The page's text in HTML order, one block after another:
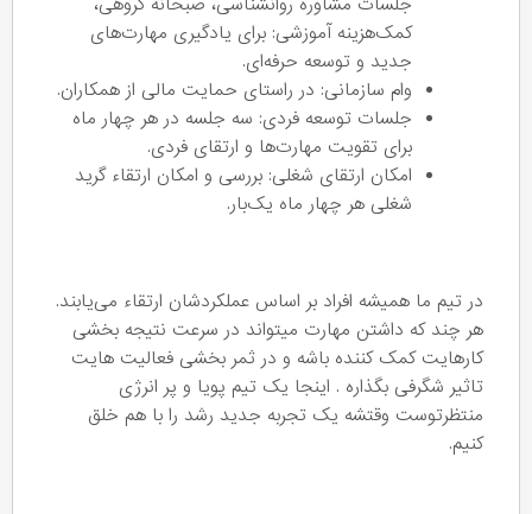
کمک‌هزینه آموزشی: برای یادگیری مهارت‌های
جدید و توسعه حرفه‌ای.
وام سازمانی: در راستای حمایت مالی از همکاران.
جلسات توسعه فردی: سه جلسه در هر چهار ماه
برای تقویت مهارت‌ها و ارتقای فردی.
امکان ارتقای شغلی: بررسی و امکان ارتقاء گرید
شغلی هر چهار ماه یک‌بار.
در تیم ما همیشه افراد بر اساس عملکردشان ارتقاء می‌یابند.
هر چند که داشتن مهارت میتواند در سرعت نتیجه بخشی
کارهایت کمک کننده باشه و در ثمر بخشی فعالیت هایت
تاثیر شگرفی بگذاره . اینجا یک تیم پویا و پر انرژی
منتظرتوست وقتشه یک تجربه جدید رشد را با هم خلق
کنیم.